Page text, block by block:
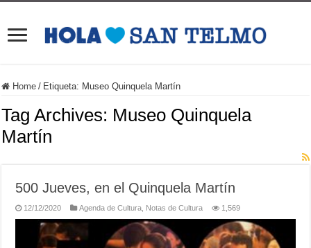
Home / Etiqueta: Museo Quinquela Martín
Tag Archives: Museo Quinquela
Martín
500 Jueves, en el Quinquela Martín
12/12/2020 Agenda de Cultura Notas de Cultura 1,569